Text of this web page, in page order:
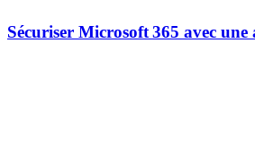
Sécuriser Microsoft 365 avec une